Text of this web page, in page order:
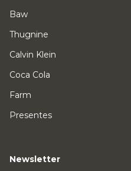
Baw
Thugnine
Calvin Klein
Coca Cola
Farm
Presentes
Newsletter